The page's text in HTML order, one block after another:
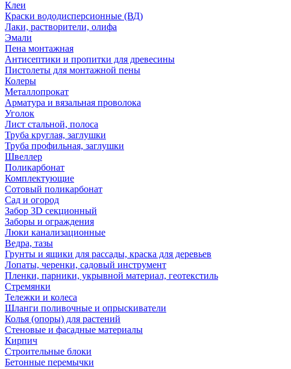
Клеи
Краски вододисперсионные (ВД)
Лаки, растворители, олифа
Эмали
Пена монтажная
Антисептики и пропитки для древесины
Пистолеты для монтажной пены
Колеры
Металлопрокат
Арматура и вязальная проволока
Уголок
Лист стальной, полоса
Труба круглая, заглушки
Труба профильная, заглушки
Швеллер
Поликарбонат
Комплектующие
Сотовый поликарбонат
Сад и огород
Забор 3D секционный
Заборы и ограждения
Люки канализационные
Ведра, тазы
Грунты и ящики для рассады, краска для деревьев
Лопаты, черенки, садовый инструмент
Пленки, парники, укрывной материал, геотекстиль
Стремянки
Тележки и колеса
Шланги поливочные и опрыскиватели
Колья (опоры) для растений
Стеновые и фасадные материалы
Кирпич
Строительные блоки
Бетонные перемычки